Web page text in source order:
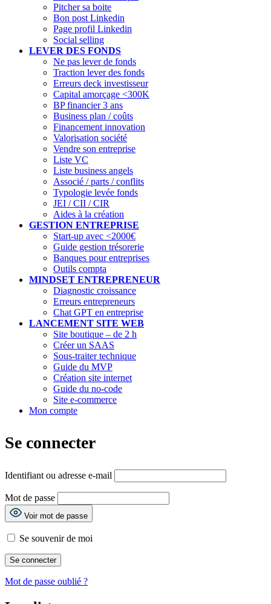
Pitcher sa boite
Bon post Linkedin
Page profil Linkedin
Social selling
LEVER DES FONDS
Ne pas lever de fonds
Traction lever des fonds
Erreurs deck investisseur
Capital amorçage <300K
BP financier 3 ans
Business plan / coûts
Financement innovation
Valorisation société
Vendre son entreprise
Liste VC
Liste business angels
Associé / parts / conflits
Typologie levée fonds
JEI / CII / CIR
Aides à la création
GESTION ENTREPRISE
Start-up avec <2000€
Guide gestion trésorerie
Banques pour entreprises
Outils compta
MINDSET ENTREPRENEUR
Diagnostic croissance
Erreurs entrepreneurs
Chat GPT en entreprise
LANCEMENT SITE WEB
Site boutique – de 2 h
Créer un SAAS
Sous-traiter technique
Guide du MVP
Création site internet
Guide du no-code
Site e-commerce
Mon compte
Se connecter
Identifiant ou adresse e-mail
Mot de passe
Voir mot de passe
Se souvenir de moi
Mot de passe oublié ?